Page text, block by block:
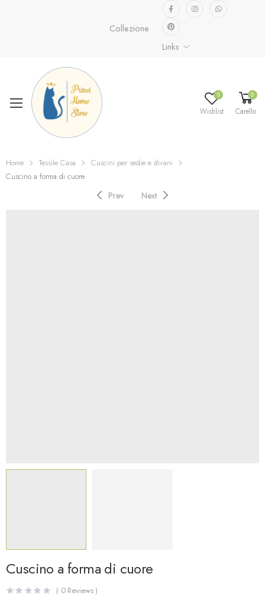
Collezione speciale già disponibile.
Links
0
Wishlist
0
Carello
Home Tessile Casa
Cuscini per sedie e divani
Cuscino a forma di cuore
Prev Next
Cuscino a forma di cuore
( 0Reviews )